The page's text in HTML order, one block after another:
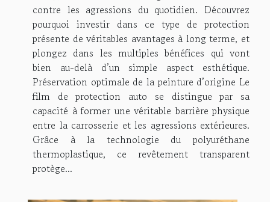
contre les agressions du quotidien. Découvrez
pourquoi investir dans ce type de protection
présente de véritables avantages à long terme, et
plongez dans les multiples bénéfices qui vont
bien au-delà d’un simple aspect esthétique.
Préservation optimale de la peinture d’origine Le
film de protection auto se distingue par sa
capacité à former une véritable barrière physique
entre la carrosserie et les agressions extérieures.
Grâce à la technologie du polyuréthane
thermoplastique, ce revêtement transparent
protège...